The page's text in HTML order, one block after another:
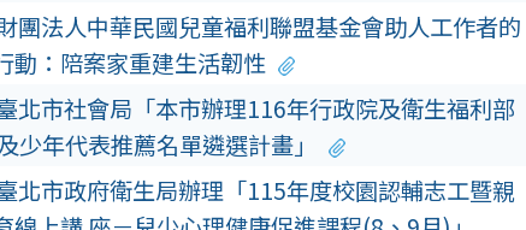
團法人中華民國兒童福利聯盟基金會助人⼯作者的
動：陪案家重建生活韌性
北市社會局「本市辦理116年行政院及衛生福利部
少年代表推薦名單遴選計畫」
北市政府衛生局辦理「115年度校園認輔志工暨親